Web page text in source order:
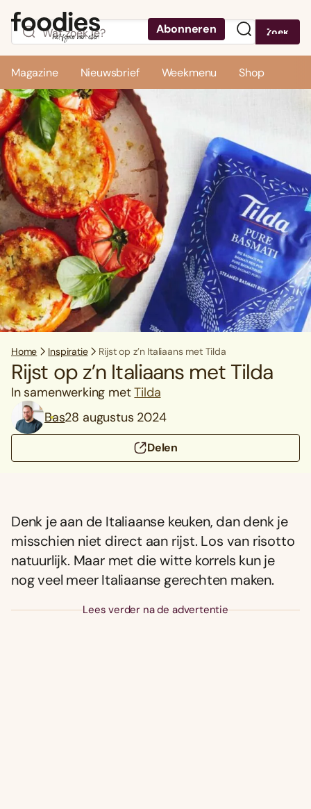
Abonneren Zoek
Magazine Nieuwsbrief Weekmenu Shop
Home Inspiratie Rijst op z’n Italiaans met Tilda
Rijst op z’n Italiaans met Tilda
In samenwerking metTilda
Bas28 augustus 2024
Delen
Denk je aan de Italiaanse keuken, dan denk je
misschien niet direct aan rijst. Los van risotto
natuurlijk. Maar met die witte korrels kun je
nog veel meer Italiaanse gerechten maken.
Lees verder na de advertentie